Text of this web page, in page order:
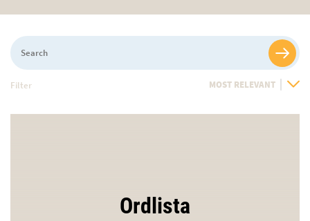
Search
Filter
Sort
Ordlista